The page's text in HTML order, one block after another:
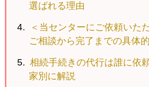
選ばれる理由
＜当センターにご依頼いた
ご相談から完了までの具体
相続手続きの代行は誰に依
家別に解説